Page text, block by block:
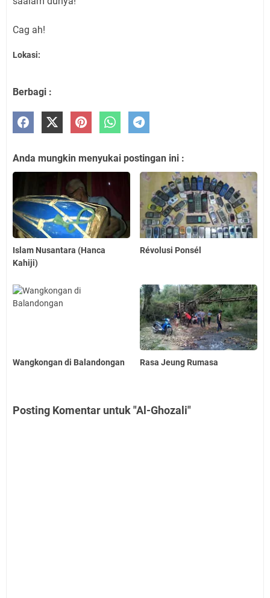
Cag ah!
Lokasi:
Berbagi :
Anda mungkin menyukai postingan ini :
Islam Nusantara (Hanca
Kahiji)
Révolusi Ponsél
Wangkongan di Balandongan Rasa Jeung Rumasa
Posting Komentar untuk "Al-Ghozali"